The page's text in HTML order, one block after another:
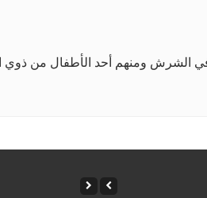
في الشرش ومنهم أحد الأطفال من ذوي